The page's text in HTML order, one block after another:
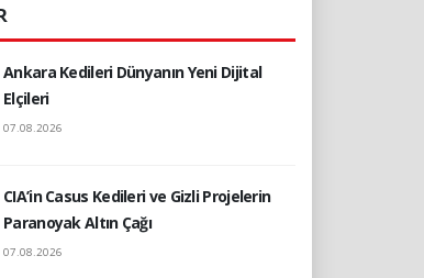
Ankara Kedileri Dünyanın Yeni Dijital
Elçileri
07.08.2026
CIA’in Casus Kedileri ve Gizli Projelerin
Paranoyak Altın Çağı
07.08.2026